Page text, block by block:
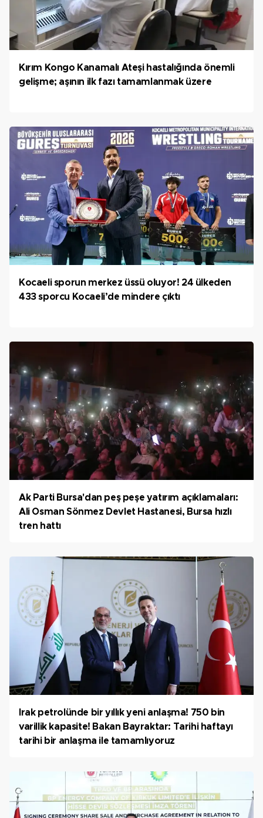
Kırım Kongo Kanamalı Ateşi hastalığında önemli
gelişme; aşının ilk fazı tamamlanmak üzere
Kocaeli sporun merkez üssü oluyor! 24 ülkeden
433 sporcu Kocaeli’de mindere çıktı
Ak Parti Bursa'dan peş peşe yatırım açıklamaları:
Ali Osman Sönmez Devlet Hastanesi, Bursa hızlı
tren hattı
Irak petrolünde bir yıllık yeni anlaşma! 750 bin
varillik kapasite! Bakan Bayraktar: Tarihi haftayı
tarihi bir anlaşma ile tamamlıyoruz